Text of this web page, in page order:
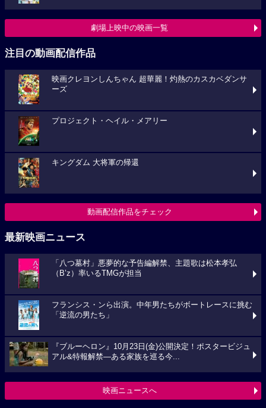
劇場上映中の映画一覧
注目の動画配信作品
映画クレヨンしんちゃん 超華麗！灼熱のカスカベダンサ
ーズ
プロジェクト・ヘイル・メアリー
キングダム 大将軍の帰還
動画配信作品をチェック
最新映画ニュース
「八つ墓村」悪夢的な予告編解禁、主題歌は松本孝弘
（B’z）率いるTMGが担当
フランシス・ンら出演。中年男たちがボートレースに挑む
「逆流の男たち」
『ブルーヘロン』10月23日(金)公開決定！ポスタービジュ
アル&特報解禁―ある家族を巡る今...
映画ニュースへ